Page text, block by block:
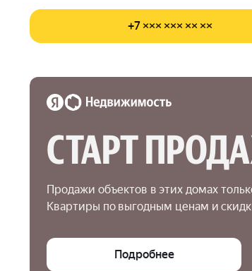
+7 ××× ××× ×× ××
СТАРТ
Продажи объектов в этих домах
Квартиры по выгодным ценам и
Подробнее